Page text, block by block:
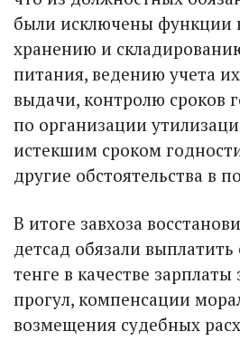
были исключены функции
хранению и
питания, ведению учета
выдачи, контролю сроков
по организации
истекшим сроком
другие обстоятельства в
В итоге завхоза
детсад обязали
тенге в качестве
прогул, компенсации
возмещения судебных